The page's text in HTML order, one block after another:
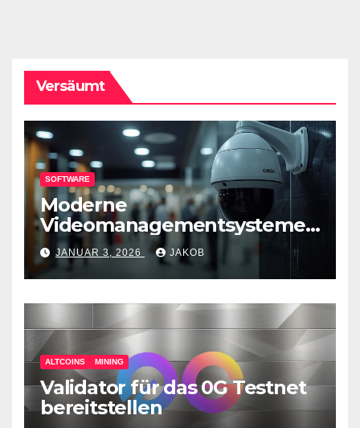
Versäumt
SOFTWARE
Moderne
Videomanagementsysteme
(VMS) – mehr als nur
Überwachungswerkzeuge
JANUAR 3, 2026 JAKOB
ALTCOINS MINING
Validator für das 0G Testnet
bereitstellen